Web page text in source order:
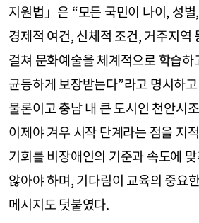
지원법」은 “모든 국민이 나이, 성
경제적 여건, 신체적 조건, 거주지역
걸쳐 문화예술을 체계적으로 학습
균등하게 보장받는다”라고 명시하
물론이고 충남 내 큰 도시인 천안시
이제야 겨우 시작 단계라는 점을 지
기회를 비장애인의 기준과 속도에
않아야 하며, 기다림이 교육의 중요
메시지도 덧붙였다.